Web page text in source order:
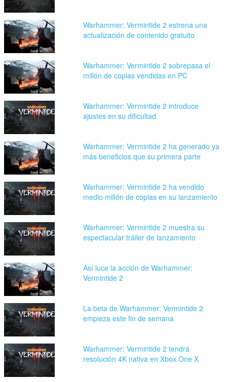
Warhammer: Vermintide 2 estrena una
actualización de contenido gratuito
Warhammer: Vermintide 2 sobrepasa el
millón de copias vendidas en PC
Warhammer: Vermintide 2 introduce
ajustes en su dificultad
Warhammer: Vermintide 2 ha generado ya
más beneficios que su primera parte
Warhammer: Vermintide 2 ha vendido
medio millón de copias en su lanzamiento
Warhammer: Vermintide 2 muestra su
espectacular tráiler de lanzamiento
Así luce la acción de Warhammer:
Vermintide 2
La beta de Warhammer: Vermintide 2
empieza este fin de semana
Warhammer: Vermintide 2 tendrá
resolución 4K nativa en Xbox One X